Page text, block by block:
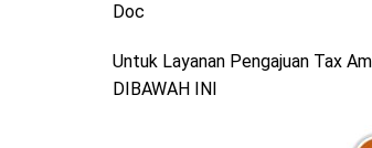
Doc
Untuk Layanan Pengajuan Tax
DIBAWAH INI